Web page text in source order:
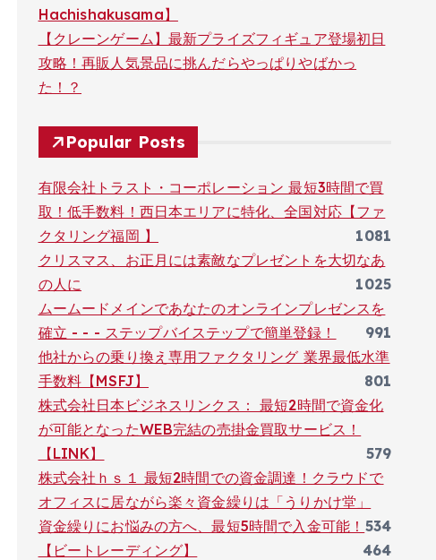
Hachishakusama】
【クレーンゲーム】最新プライズフィギュア登場初日
攻略！再販人気景品に挑んだらやっぱりやばかっ
た！？
Popular Posts
有限会社トラスト・コーポレーション 最短3時間で買
取！低手数料！西日本エリアに特化、全国対応【ファ
クタリング福岡 】
1081
クリスマス、お正月には素敵なプレゼントを大切なあ
の人に
1025
ムームードメインであなたのオンラインプレゼンスを
確立 - - - ステップバイステップで簡単登録！
991
他社からの乗り換え専用ファクタリング 業界最低水準
手数料【MSFJ】
801
株式会社日本ビジネスリンクス： 最短2時間で資金化
が可能となったWEB完結の売掛金買取サービス！
【LINK】
579
株式会社ｈｓ１ 最短2時間での資金調達！クラウドで
オフィスに居ながら楽々資金繰りは「うりかけ堂」
534
資金繰りにお悩みの方へ、最短5時間で入金可能！
【ビートレーディング】
464